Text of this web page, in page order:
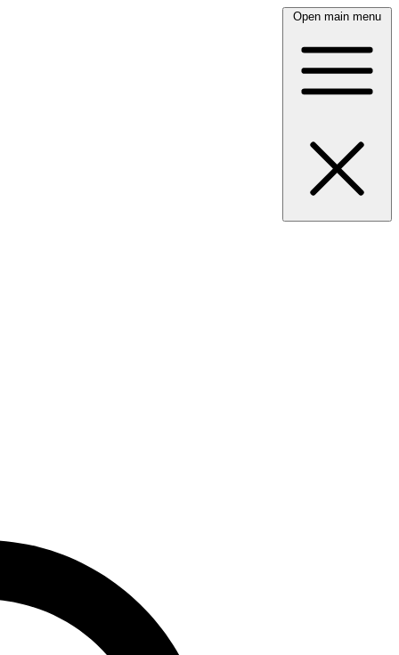
Open main menu